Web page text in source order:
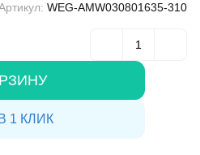
WEG-AMW030801635-310
1 КЛИК